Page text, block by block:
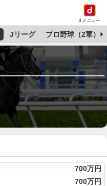
dメニュー
Jリーグ プロ野球（2軍）
700万円
700万円